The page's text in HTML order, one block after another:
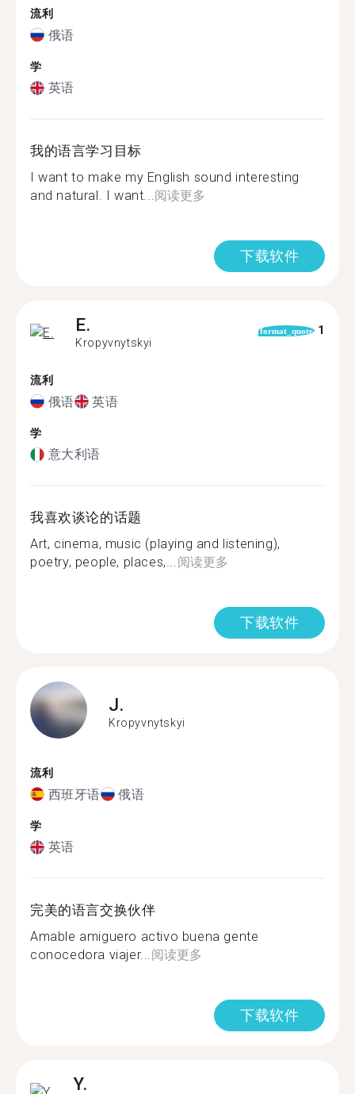
流利
俄语
学
英语
我的语言学习目标
I want to make my English sound interesting
and natural. I want...阅读更多
下载软件
E.
Kropyvnytskyi
format_quote 1
流利
俄语 英语
学
意大利语
我喜欢谈论的话题
Art, cinema, music (playing and listening),
poetry, people, places,...阅读更多
下载软件
J.
Kropyvnytskyi
流利
西班牙语 俄语
学
英语
完美的语言交换伙伴
Amable amiguero activo buena gente
conocedora viajer...阅读更多
下载软件
Y.